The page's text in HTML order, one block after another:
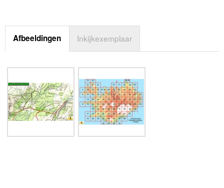
Afbeeldingen Inkijkexemplaar